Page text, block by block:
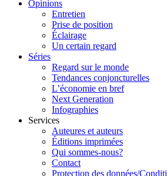
Opinions
Entretien
Prise de position
Éclairage
Un certain regard
Séries
Regard sur le monde
Tendances conjoncturelles
L’économie en bref
Next Generation
Infographies
Services
Auteures et auteurs
Éditions imprimées
Qui sommes-nous?
Contact
Protection des données/